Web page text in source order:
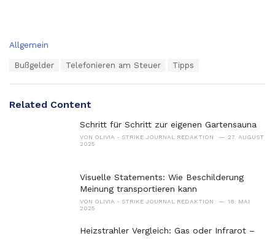
C
r
Allgemein
:
Bußgelder Telefonieren am Steuer Tipps
Related Content
Schritt für Schritt zur eigenen Gartensauna
VON OLIVIA - STRIKE JOURNAL REDAKTION
27. AUGUST
2025
Visuelle Statements: Wie Beschilderung
Meinung transportieren kann
VON OLIVIA - STRIKE JOURNAL REDAKTION
18. MAI
2025
Heizstrahler Vergleich: Gas oder Infrarot –